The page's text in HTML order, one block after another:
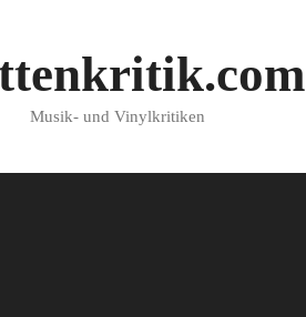
Musik- und Vinylkritiken